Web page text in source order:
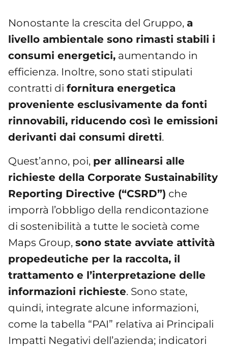
Nonostante la crescita del Gruppo, a
livello ambientale sono rimasti stabili i
consumi energetici, aumentando in
efficienza. Inoltre, sono stati stipulati
contratti di fornitura energetica
proveniente esclusivamente da fonti
rinnovabili, riducendo così le emissioni
derivanti dai consumi diretti.
Quest’anno, poi, per allinearsi alle
richieste della Corporate Sustainability
Reporting Directive (“CSRD”) che
imporrà l’obbligo della rendicontazione
di sostenibilità a tutte le società come
Maps Group, sono state avviate attività
propedeutiche per la raccolta, il
trattamento e l’interpretazione delle
informazioni richieste. Sono state,
quindi, integrate alcune informazioni,
come la tabella “PAI” relativa ai Principali
Impatti Negativi dell’azienda; indicatori